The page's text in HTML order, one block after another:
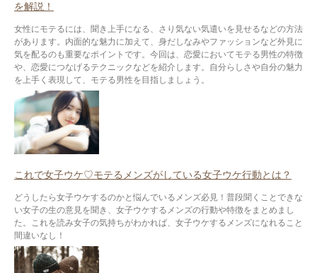
を解説！
女性にモテるには、聞き上手になる、さり気ない気遣いを見せるなどの方法
があります。内面的な魅力に加えて、身だしなみやファッションなど外見に
気を配るのも重要なポイントです。今回は、恋愛においてモテる男性の特徴
や、恋愛につなげるテクニックなどを紹介します。自分らしさや自分の魅力
を上手く表現して、モテる男性を目指しましょう。
これで女子ウケ♡モテるメンズがしている女子ウケ行動とは？
どうしたら女子ウケするのかと悩んでいるメンズ必見！普段聞くことできな
い女子の生の意見を聞き、女子ウケするメンズの行動や特徴をまとめまし
た。これを読み女子の気持ちがわかれば、女子ウケするメンズになれること
間違いなし！